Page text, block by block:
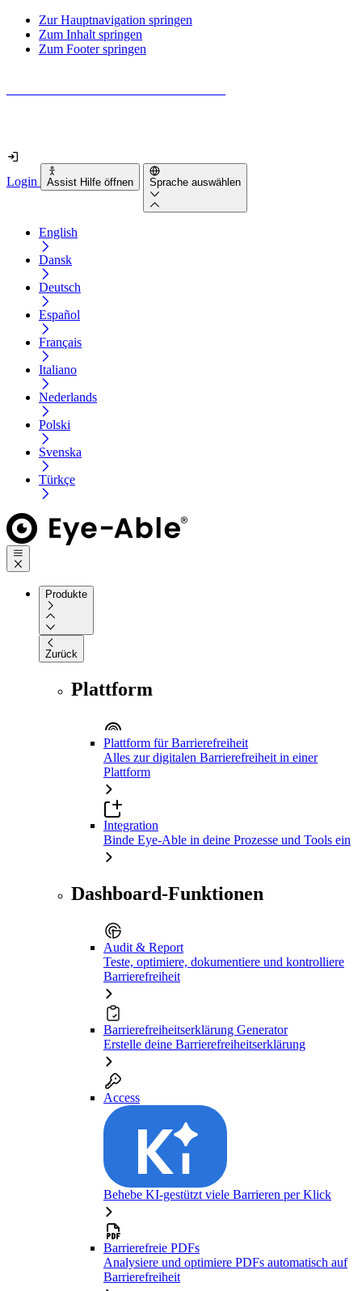
Zur Hauptnavigation springen
Zum Inhalt springen
Zum Footer springen
Login Assist Hilfe öffnen Sprache auswählen
English
Dansk
Deutsch
Español
Français
Italiano
Nederlands
Polski
Svenska
Türkçe
Produkte
Zurück
Plattform
Plattform für Barrierefreiheit
Alles zur digitalen Barrierefreiheit in einer
Plattform
Integration
Binde Eye-Able in deine Prozesse und Tools ein
Dashboard-Funktionen
Audit & Report
Teste, optimiere, dokumentiere und kontrolliere
Barrierefreiheit
Barrierefreiheitserklärung Generator
Erstelle deine Barrierefreiheitserklärung
Access
Behebe KI-gestützt viele Barrieren per Klick
Barrierefreie PDFs
Analysiere und optimiere PDFs automatisch auf
Barrierefreiheit